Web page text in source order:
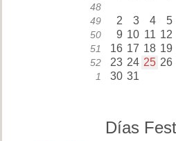
48
49 2 3 4 5
50 9 10 11 12
51 16 17 18 19
52 23 24 25 26
1 30 31
Días